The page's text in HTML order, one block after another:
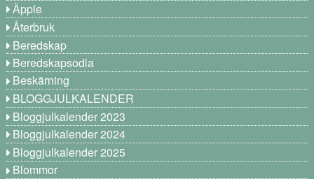
Äpple
Återbruk
Beredskap
Beredskapsodla
Beskärning
BLOGGJULKALENDER
Bloggjulkalender 2023
Bloggjulkalender 2024
Bloggjulkalender 2025
Blommor